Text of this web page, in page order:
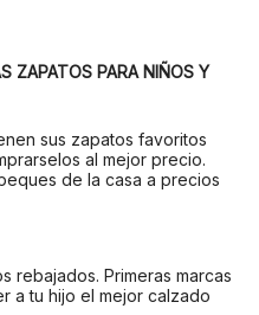
ZAPATOS PARA NIÑOS Y
sus zapatos favoritos
al mejor precio.
de la casa a precios
rebajados. Primeras marcas
a tu hijo el mejor calzado